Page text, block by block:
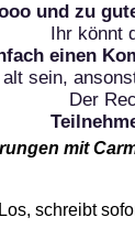
und zu
Ihr könnt
einen
sein,
Der
mit
schreibt